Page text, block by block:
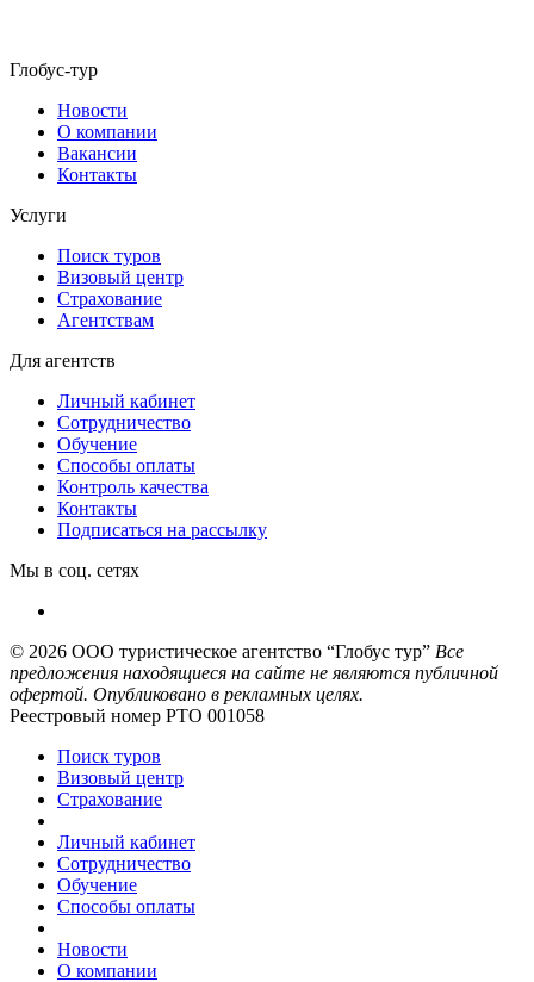
Глобус-тур
Новости
О компании
Вакансии
Контакты
Услуги
Поиск туров
Визовый центр
Страхование
Агентствам
Для агентств
Личный кабинет
Сотрудничество
Обучение
Способы оплаты
Контроль качества
Контакты
Подписаться на рассылку
Мы в соц. сетях
© 2026 ООО туристическое агентство “Глобус тур” Все
предложения находящиеся на сайте не являются публичной
офертой. Опубликовано в рекламных целях.
Реестровый номер РТО 001058
Поиск туров
Визовый центр
Страхование
Личный кабинет
Сотрудничество
Обучение
Способы оплаты
Новости
О компании